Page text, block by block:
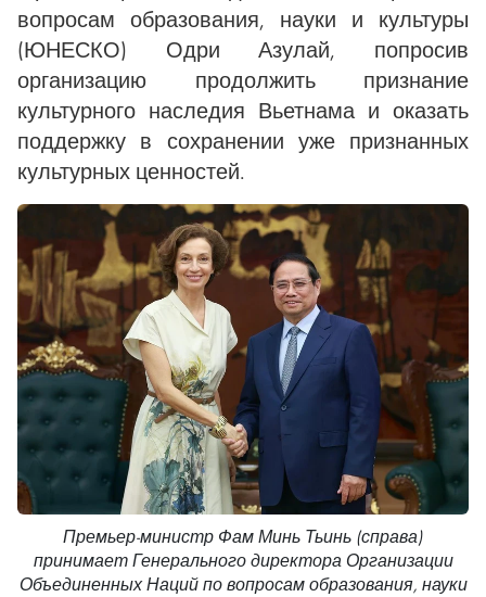
вопросам образования, науки и культуры
(ЮНЕСКО) Одри Азулай, попросив
организацию продолжить признание
культурного наследия Вьетнама и оказать
поддержку в сохранении уже признанных
культурных ценностей.
Премьер-министр Фам Минь Тьинь (справа)
принимает Генерального директора Организации
Объединенных Наций по вопросам образования, науки